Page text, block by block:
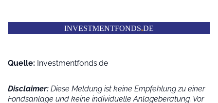
INVESTMENTFONDS.DE
Quelle: Investmentfonds.de
Disclaimer: Diese Meldung ist keine Empfehlung zu einer
Fondsanlage und keine individuelle Anlageberatung. Vor